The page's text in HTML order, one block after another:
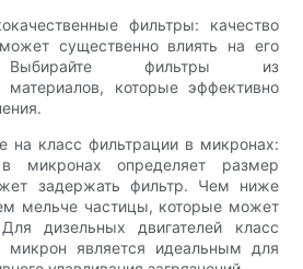
фильтры: качество
существенно влиять на его
Выбирайте фильтры из
материалов, которые эффективно
на класс фильтрации в микронах:
микронах определяет размер
задержать фильтр. Чем ниже
мельче частицы, которые может
дизельных двигателей класс
микрон является идеальным для